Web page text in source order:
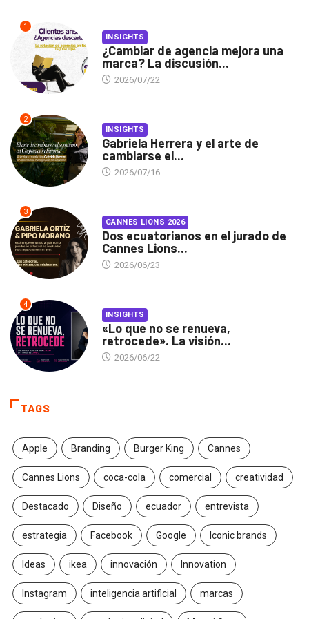
1
INSIGHTS
¿Cambiar de agencia mejora una
marca? La discusión...
2026/07/22
2
INSIGHTS
Gabriela Herrera y el arte de
cambiarse el...
2026/07/16
3
CANNES LIONS 2026
Dos ecuatorianos en el jurado de
Cannes Lions...
2026/06/23
4
INSIGHTS
«Lo que no se renueva,
retrocede». La visión...
2026/06/22
TAGS
Apple Branding Burger King Cannes
Cannes Lions coca-cola comercial creatividad
Destacado Diseño ecuador entrevista
estrategia Facebook Google Iconic brands
Ideas ikea innovación Innovation
Instagram inteligencia artificial marcas